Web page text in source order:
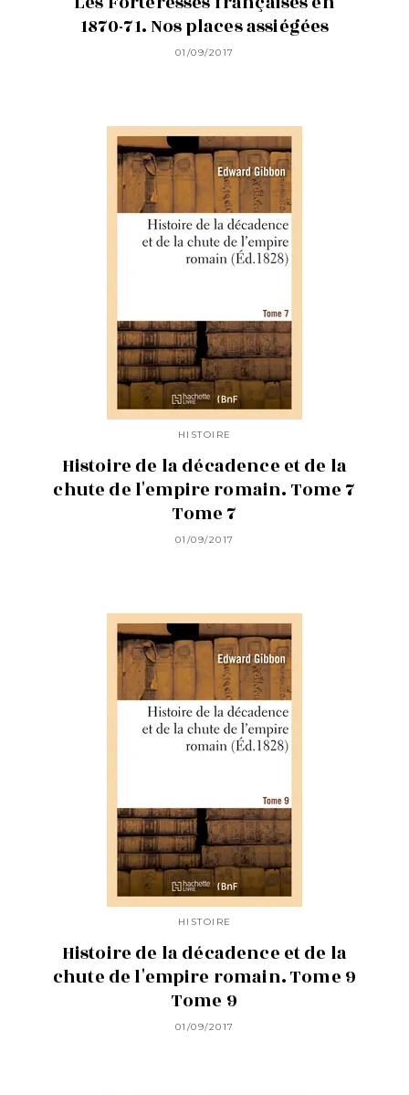
1870-71. Nos places assiégées
01/09/2017
HISTOIRE
Histoire de la décadence et de la
chute de l'empire romain. Tome 7
Tome 7
01/09/2017
HISTOIRE
Histoire de la décadence et de la
chute de l'empire romain. Tome 9
Tome 9
01/09/2017